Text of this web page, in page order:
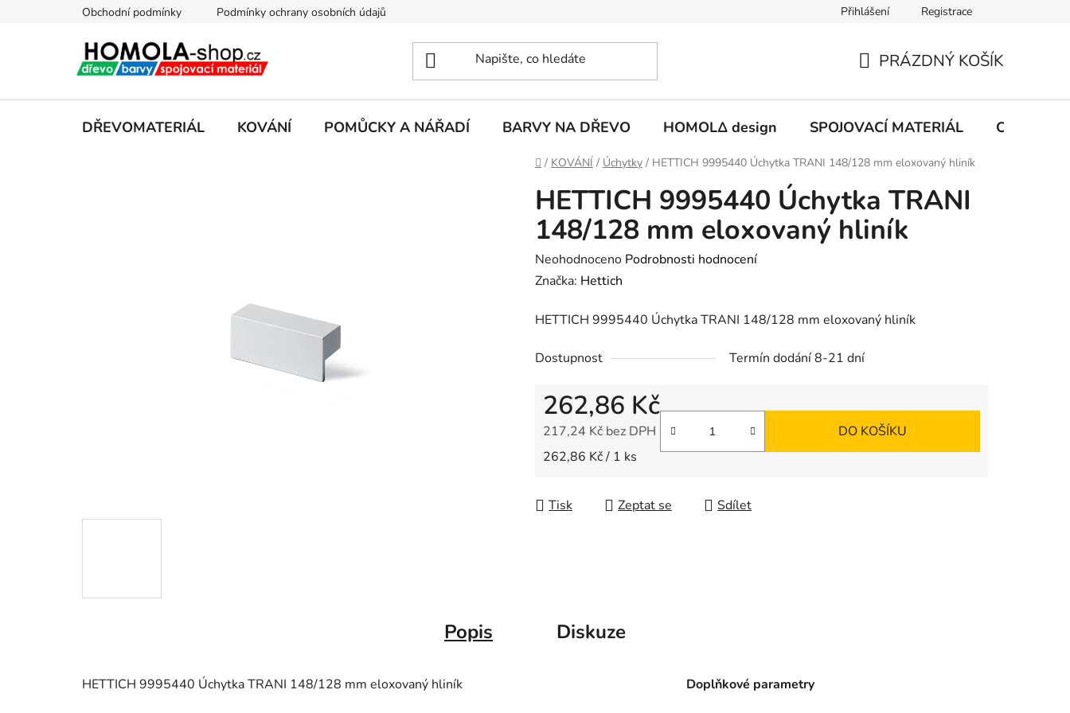
Obchodní podmínky Podmínky ochrany osobních údajů Přihlášení Registrace
KOŠÍK
PRÁZDNÝ KOŠÍK
DŘEVOMATERIÁL KOVÁNÍ POMŮCKY A NÁŘADÍ BARVY NA DŘEVO HOMOLΔ design SPOJOVACÍ MATERIÁL CHEMIE
Domů
/ KOVÁNÍ / Úchytky / HETTICH 9995440 Úchytka TRANI 148/128 mm eloxovaný hliník
HETTICH 9995440 Úchytka TRANI
148/128 mm eloxovaný hliník
Průměrné
hodnocení
je
z
hvězdiček.
Neohodnoceno Podrobnosti hodnocení
Značka: Hettich
HETTICH 9995440 Úchytka TRANI 148/128 mm eloxovaný hliník
Dostupnost Termín dodání 8-21 dní
262,86 Kč
217,24 Kč bez DPH
Měrná cena:
262,86 Kč / 1 ks
DO KOŠÍKU
Tisk Zeptat se Sdílet
Popis Diskuze
HETTICH 9995440 Úchytka TRANI 148/128 mm eloxovaný hliník Doplňkové parametry